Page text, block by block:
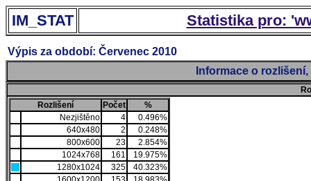
IM_STAT Statistika pro:
Výpis za období: Červenec 2010
Informace o
Rozlišení
Počet
%
Nezjištěno
4
0.496%
640x480
2
0.248%
800x600
23
2.854%
1024x768
161
19.975%
1280x1024
325
40.323%